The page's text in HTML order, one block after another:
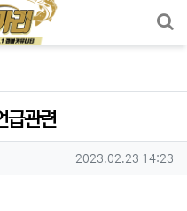
급관련
작성일
2023.02.23 14:23